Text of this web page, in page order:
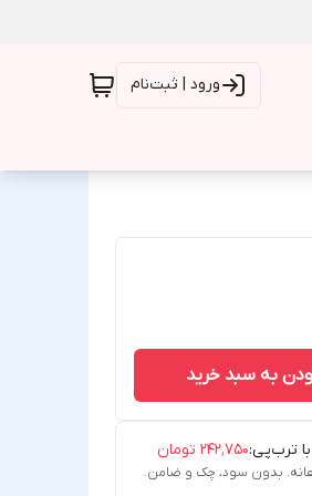
ورود | ثبت‌نام
به سبد خرید
ترب‌پی:۲۴۲٬۷۵۰ تومان